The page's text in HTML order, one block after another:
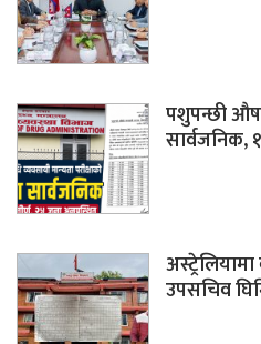
पशुपन्छी
सार्वजनिक,
उपसचिव